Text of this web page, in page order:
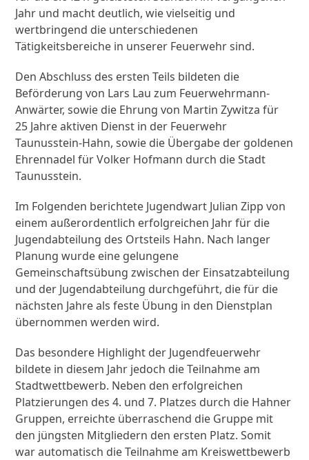
Jahr und macht deutlich, wie vielseitig und
wertbringend die unterschiedenen
Tätigkeitsbereiche in unserer Feuerwehr sind.
Den Abschluss des ersten Teils bildeten die
Beförderung von Lars Lau zum Feuerwehrmann-
Anwärter, sowie die Ehrung von Martin Zywitza für
25 Jahre aktiven Dienst in der Feuerwehr
Taunusstein-Hahn, sowie die Übergabe der goldenen
Ehrennadel für Volker Hofmann durch die Stadt
Taunusstein.
Im Folgenden berichtete Jugendwart Julian Zipp von
einem außerordentlich erfolgreichen Jahr für die
Jugendabteilung des Ortsteils Hahn. Nach langer
Planung wurde eine gelungene
Gemeinschaftsübung zwischen der Einsatzabteilung
und der Jugendabteilung durchgeführt, die für die
nächsten Jahre als feste Übung in den Dienstplan
übernommen werden wird.
Das besondere Highlight der Jugendfeuerwehr
bildete in diesem Jahr jedoch die Teilnahme am
Stadtwettbewerb. Neben den erfolgreichen
Platzierungen des 4. und 7. Platzes durch die Hahner
Gruppen, erreichte überraschend die Gruppe mit
den jüngsten Mitgliedern den ersten Platz. Somit
war automatisch die Teilnahme am Kreiswettbewerb